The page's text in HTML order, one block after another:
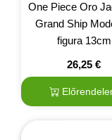
One Piece Oro
Grand Ship
figura 13cm
26,25€